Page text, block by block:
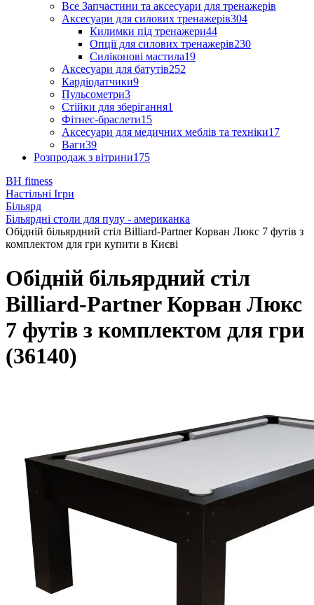
Все Запчастини та аксесуари для тренажерів
Аксесуари для силових тренажерів304
Килимки під тренажери44
Опції для силових тренажерів230
Силіконові мастила19
Аксесуари для батутів252
Кардіодатчики9
Пульсометри3
Стійки для зберігання1
Фітнес-браслети15
Аксесуари для медичних меблів та техніки17
Ваги39
Розпродаж з вітрини175
BH fitness
Настільні Ігри
Більярд
Більярдні столи для пулу - американка
Обідній більярдний стіл Billiard-Partner Корван Люкс 7 футів з
комплектом для гри купити в Києві
Обідній більярдний стіл
Billiard-Partner Корван Люкс
7 футів з комплектом для гри
(36140)